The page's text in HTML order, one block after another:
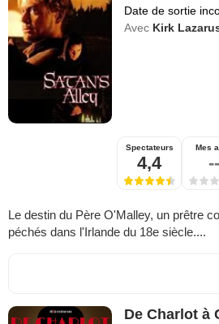
Date de sortie
Avec Kirk
Spectateurs
4,4
Mes
--
Le destin du Père O'Malley, un prêtre
péchés dans l'Irlande du 18e siècle....
De Charlot à